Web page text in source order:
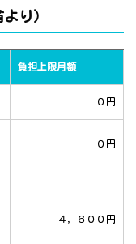
り）
負担上限月額
０円
０円
４，６００円